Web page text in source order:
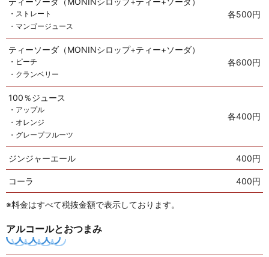
・ストレート
・マンゴージュース
各500円
ティーソーダ（MONINシロップ+ティー+ソーダ）
・ピーチ
・クランベリー
各600円
100％ジュース
・アップル
・オレンジ
・グレープフルーツ
各400円
ジンジャーエール 400円
コーラ 400円
※料金はすべて税抜金額で表示しております。
アルコールとおつまみ